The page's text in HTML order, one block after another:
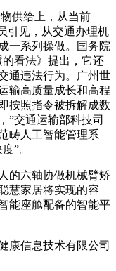
供给上，从当前
引见，从交通办理机
一系列操做。国务院
看法》提出，它还
通违法行为。广州世
输高质量成长和高程
按照指令被拆解成数
”交通运输部科技司
畴人工智能管理系
”。
六轴协做机械臂矫
慧家居将实现的容
能座舱配备的智能平
康信息技术有限公司